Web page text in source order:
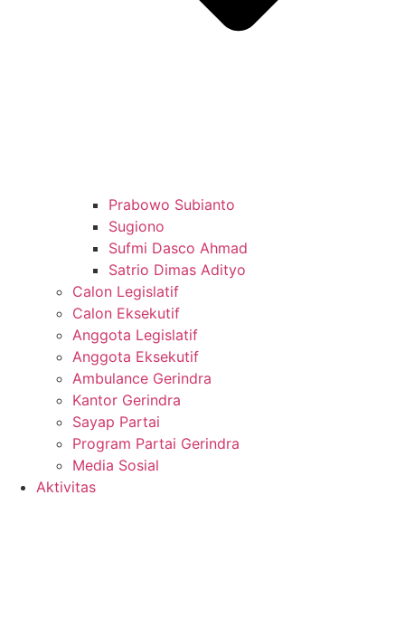
Prabowo Subianto
Sugiono
Sufmi Dasco Ahmad
Satrio Dimas Adityo
Calon Legislatif
Calon Eksekutif
Anggota Legislatif
Anggota Eksekutif
Ambulance Gerindra
Kantor Gerindra
Sayap Partai
Program Partai Gerindra
Media Sosial
Aktivitas